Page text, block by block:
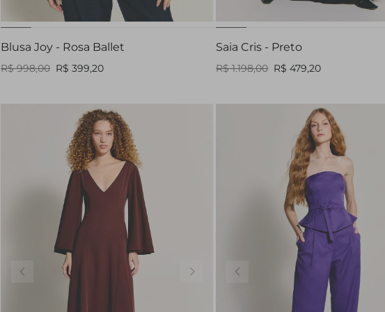
Blusa Joy - Rosa Ballet
R$ 998,00 R$ 399,20
Saia Cris - Preto
R$ 1.198,00 R$ 479,20